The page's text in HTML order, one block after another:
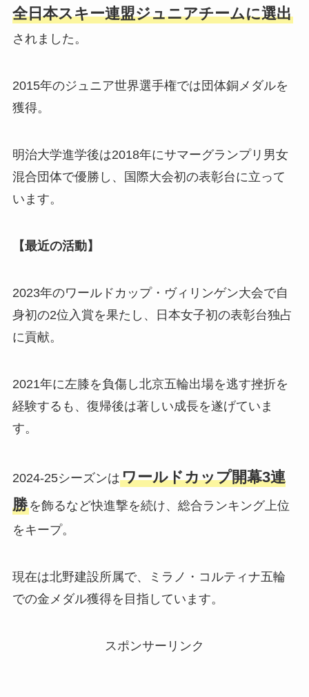
全日本スキー連盟ジュニアチームに選出
されました。
2015年のジュニア世界選手権では団体銅メダルを
獲得。
明治大学進学後は2018年にサマーグランプリ男女
混合団体で優勝し、国際大会初の表彰台に立って
います。
【最近の活動】
2023年のワールドカップ・ヴィリンゲン大会で自
身初の2位入賞を果たし、日本女子初の表彰台独占
に貢献。
2021年に左膝を負傷し北京五輪出場を逃す挫折を
経験するも、復帰後は著しい成長を遂げていま
す。
2024-25シーズンはワールドカップ開幕3連
勝を飾るなど快進撃を続け、総合ランキング上位
をキープ。
現在は北野建設所属で、ミラノ・コルティナ五輪
での金メダル獲得を目指しています。​​​​​​​​​​​​​​​​
スポンサーリンク